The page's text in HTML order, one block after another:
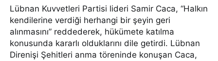
Lübnan Kuvvetleri Partisi lideri Samir Caca, “Halkın
kendilerine verdiği herhangi bir şeyin geri
alınmasını” reddederek, hükümete katılma
konusunda kararlı olduklarını dile getirdi. Lübnan
Direnişi Şehitleri anma töreninde konuşan Caca,